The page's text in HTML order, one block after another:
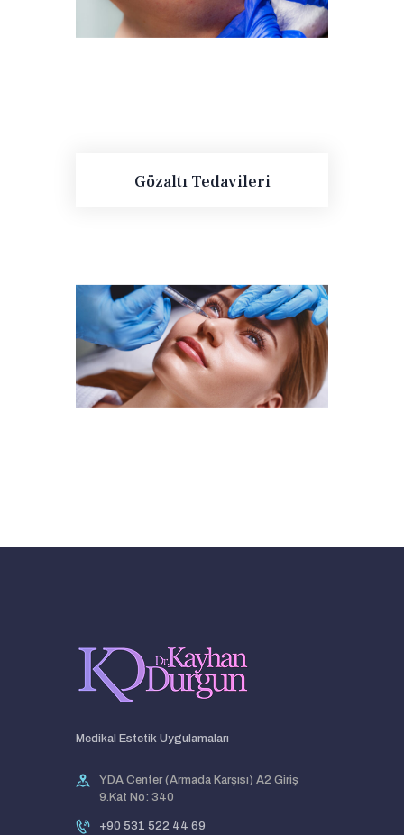
Gözaltı Tedavileri
Medikal Estetik Uygulamaları
YDA Center (Armada Karşısı) A2 Giriş
9.Kat No: 340
+90 531 522 44 69